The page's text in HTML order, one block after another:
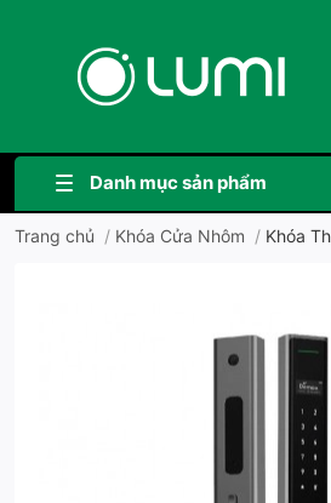
Danh mục sản phẩm
Trang chủ / Khóa Cửa Nhôm / Khóa